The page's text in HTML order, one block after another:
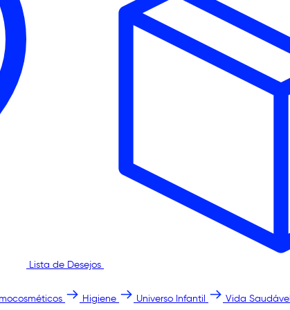
Lista de Desejos
Higiene Universo Infantil Vida Saudável